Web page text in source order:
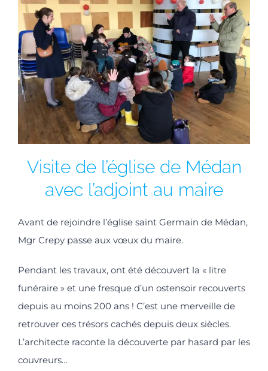
Visite de l’église de Médan
avec l’adjoint au maire
Avant de rejoindre l’église saint Germain de Médan,
Mgr Crepy passe aux vœux du maire.
Pendant les travaux, ont été découvert la « litre
funéraire » et une fresque d’un ostensoir recouverts
depuis au moins 200 ans ! C’est une merveille de
retrouver ces trésors cachés depuis deux siècles.
L’architecte raconte la découverte par hasard par les
couvreurs…